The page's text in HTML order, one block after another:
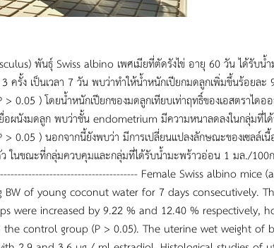
พันธุ์ Swiss albino เพศเมียที่ตัดรังไข่ อายุ 60 วัน ได้รั
ครั้ง เป็นเวลา 7 วัน พบว่าทำให้น้ำหนักเปียกมดลูกเพิ่มขึ้นร้อย
0.05 ) โดยน้ำหนักเปียกของมดลูกเทียบเท่าฤทธิ์ของเอสตราไ
อผนังมดลูก พบว่าชั้น endometrium มีความหนาลดลงในกลุ่มที่
0.05 ) นอกจากนี้ยังพบว่า มีการเปลี่ยนแปลงลักษณะของเซลล์
ในขณะที่กลุ่มควบคุมและกลุ่มที่ได้รับน้ำมะพร้าวอ่อน 1 มล./
Female Swiss albino mice
of young coconut water for 7 days consecutively.
were increased by 9.22 % and 12.40 % respectively,
control group (P > 0.05). The uterine wet weight of